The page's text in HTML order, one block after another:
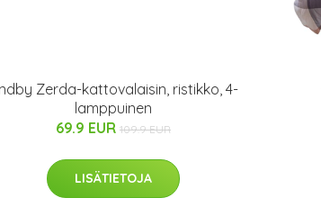
Zerda-kattovalaisin, ristikko, 4-
lamppuinen
69.9 EUR 109.9 EUR
LISÄTIETOJA